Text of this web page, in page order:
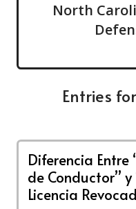
North
Entries
Diferencia Entre
de Conductor”
Licencia